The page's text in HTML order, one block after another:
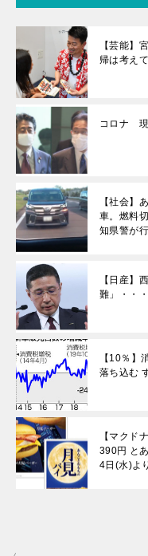
【芸能】
帰は考え
コロナ 現
【社会】
車。燃料
知県警が
【日産】
難」・・
【10％
落ち込む
【マクド
390円 と
4日(水)よ